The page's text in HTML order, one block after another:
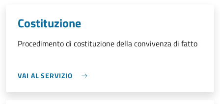
Costituzione
Procedimento di costituzione della convivenza di fatto
VAI AL SERVIZIO